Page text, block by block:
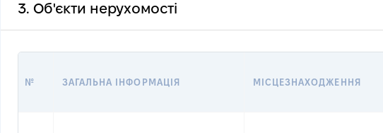
3. Об'єкти нерухомості
№ ЗАГАЛЬНА ІНФОРМАЦІЯ МІСЦЕЗНАХОДЖЕННЯ